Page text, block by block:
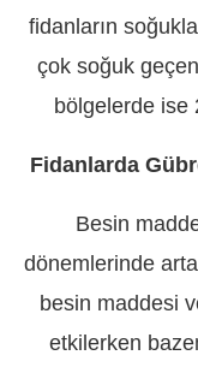
fidanların
çok soğuk
bölgelerde ise
Fidanlarda
Besin
dönemlerinde
besin maddesi
etkilerken